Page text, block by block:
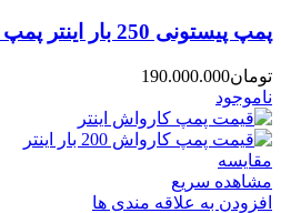
پمپ پیستونی 250 بار اینتر پمپ WS251 (10HP)
تومان190.000.000
ناموجود
مقایسه
مشاهده سریع
افزودن به علاقه مندی ها